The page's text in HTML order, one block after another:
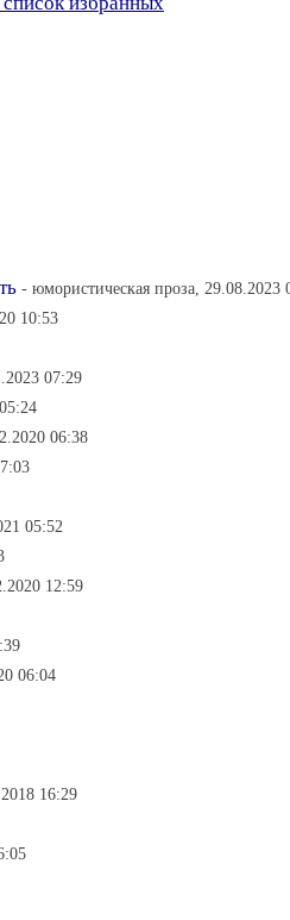
- юмористическая проза, 29.08.2023
10:53
07:29
06:38
05:52
12:59
06:04
16:29